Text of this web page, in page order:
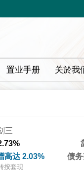
置业手册 关於我
三
高达 2.03%
按套现
债